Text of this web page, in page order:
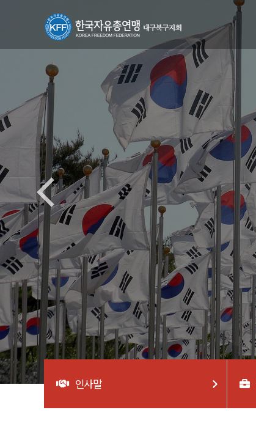
인사말